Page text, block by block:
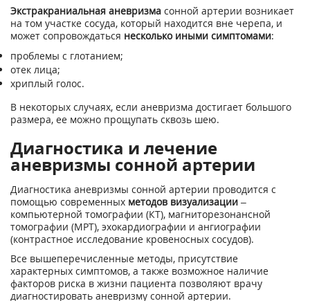
Экстракраниальная аневризма сонной артерии возникает
на том участке сосуда, который находится вне черепа, и
может сопровождаться несколько иными симптомами:
проблемы с глотанием;
отек лица;
хриплый голос.
В некоторых случаях, если аневризма достигает большого
размера, ее можно прощупать сквозь шею.
Диагностика и лечение
аневризмы сонной артерии
Диагностика аневризмы сонной артерии проводится с
помощью современных методов визуализации –
компьютерной томографии (КТ), магниторезонансной
томографии (МРТ), эхокардиографии и ангиографии
(контрастное исследование кровеносных сосудов).
Все вышеперечисленные методы, присутствие
характерных симптомов, а также возможное наличие
факторов риска в жизни пациента позволяют врачу
диагностировать аневризму сонной артерии.